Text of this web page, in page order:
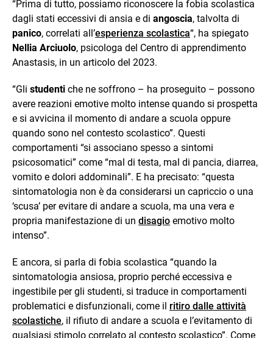
“Prima di tutto, possiamo riconoscere la fobia scolastica
dagli stati eccessivi di ansia e di angoscia, talvolta di
panico, correlati all’esperienza scolastica“, ha spiegato
Nellia Arciuolo, psicologa del Centro di apprendimento
Anastasis, in un articolo del 2023.
“Gli studenti che ne soffrono – ha proseguito – possono
avere reazioni emotive molto intense quando si prospetta
e si avvicina il momento di andare a scuola oppure
quando sono nel contesto scolastico”. Questi
comportamenti “si associano spesso a sintomi
psicosomatici” come “mal di testa, mal di pancia, diarrea,
vomito e dolori addominali”. E ha precisato: “questa
sintomatologia non è da considerarsi un capriccio o una
‘scusa’ per evitare di andare a scuola, ma una vera e
propria manifestazione di un disagio emotivo molto
intenso”.
E ancora, si parla di fobia scolastica “quando la
sintomatologia ansiosa, proprio perché eccessiva e
ingestibile per gli studenti, si traduce in comportamenti
problematici e disfunzionali, come il ritiro dalle attività
scolastiche, il rifiuto di andare a scuola e l’evitamento di
qualsiasi stimolo correlato al contesto scolastico”. Come